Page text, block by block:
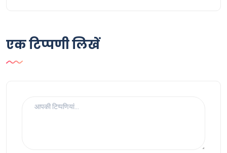
एक टिप्पणी लिखें